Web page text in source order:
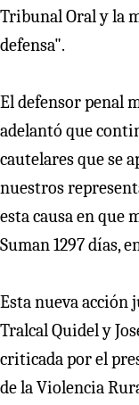
Tribunal Oral y la
defensa".
El defensor penal
adelantó que
cautelares que se
nuestros
esta causa en que
Suman 1297 días,
Esta nueva acción
Tralcal Quidel y
criticada por el
de la Violencia